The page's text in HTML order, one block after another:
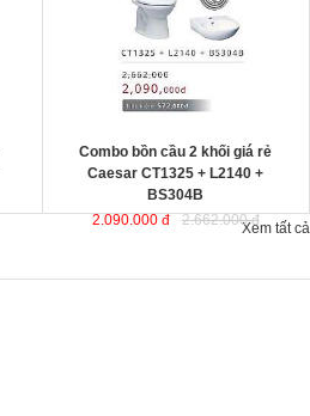
Combo bồn cầu 2 khối giá rẻ
Caesar CT1325 + L2140 +
BS304B
2.090.000 đ
2.662.000 đXem tất cả